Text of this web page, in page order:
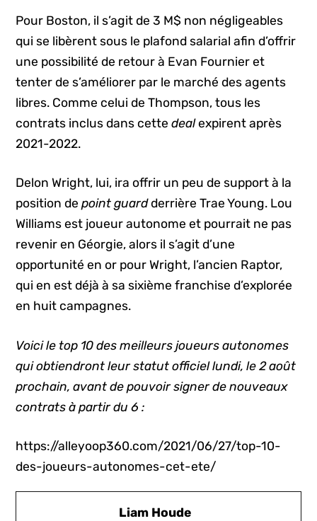
Pour Boston, il s’agit de 3 M$ non négligeables
qui se libèrent sous le plafond salarial afin d’offrir
une possibilité de retour à Evan Fournier et
tenter de s’améliorer par le marché des agents
libres. Comme celui de Thompson, tous les
contrats inclus dans cettedealexpirent après
2021-2022.
Delon Wright, lui, ira offrir un peu de support à la
position depoint guardderrière Trae Young. Lou
Williams est joueur autonome et pourrait ne pas
revenir en Géorgie, alors il s’agit d’une
opportunité en or pour Wright, l’ancien Raptor,
qui en est déjà à sa sixième franchise d’explorée
en huit campagnes.
Voici le top 10 des meilleurs joueurs autonomes
qui obtiendront leur statut officiel lundi, le 2 août
prochain, avant de pouvoir signer de nouveaux
contrats à partir du 6 :
https://alleyoop360.com/2021/06/27/top-10-
des-joueurs-autonomes-cet-ete/
Liam Houde